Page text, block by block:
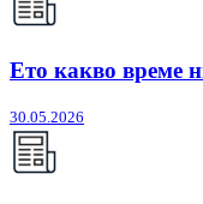
Ето какво време
30.05.2026